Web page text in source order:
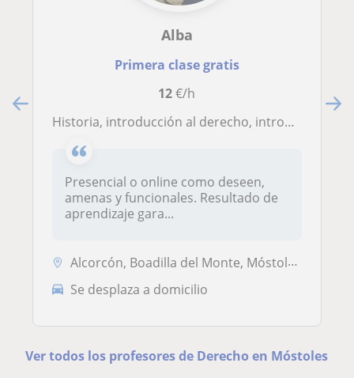
Alba
Primera clase gratis
12€/h
Historia, introducción al derecho, introducción a la sociología, introducción a la psicología, filosofía, literatura e inglés.
Presencial o online como deseen,
amenas y funcionales. Resultado de
aprendizaje gara...
Alcorcón, Boadilla del Monte, Móstoles, Villaviciosa de Odón
Se desplaza a domicilio
Ver todos los profesores de Derecho en Móstoles